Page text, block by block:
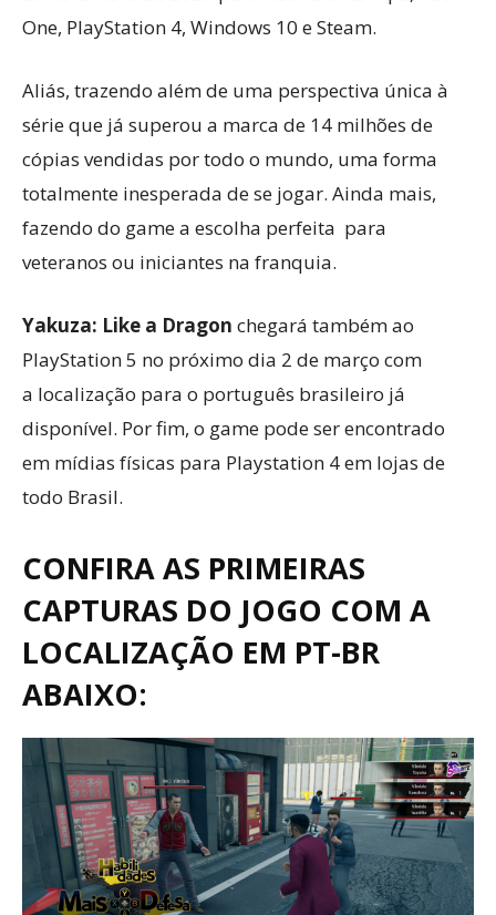
One, PlayStation 4, Windows 10 e Steam.
Aliás, trazendo além de uma perspectiva única à
série que já superou a marca de 14 milhões de
cópias vendidas por todo o mundo, uma forma
totalmente inesperada de se jogar. Ainda mais,
fazendo do game a escolha perfeita para
veteranos ou iniciantes na franquia.
Yakuza: Like a Dragon chegará também ao
PlayStation 5 no próximo dia 2 de março com
a localização para o português brasileiro já
disponível. Por fim, o game pode ser encontrado
em mídias físicas para Playstation 4 em lojas de
todo Brasil.
CONFIRA AS PRIMEIRAS
CAPTURAS DO JOGO COM A
LOCALIZAÇÃO EM PT-BR
ABAIXO: